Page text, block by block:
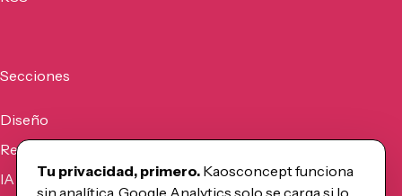
Secciones
Diseño
Recursos
IA
Tu privacidad, primero. Kaosconcept funciona
sin analítica. Google Analytics solo se carga si lo